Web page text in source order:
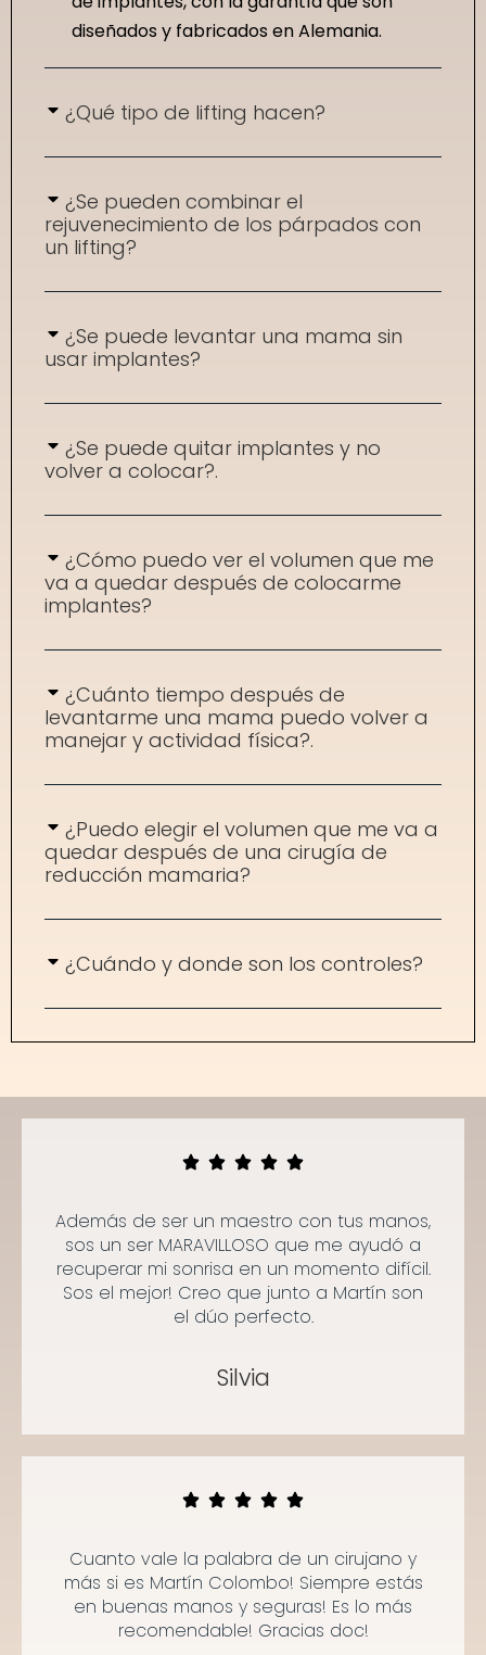
diseñados y fabricados en Alemania.
¿Qué tipo de lifting hacen?
¿Se pueden combinar el
rejuvenecimiento de los párpados con
un lifting?
¿Se puede levantar una mama sin
usar implantes?
¿Se puede quitar implantes y no
volver a colocar?.
¿Cómo puedo ver el volumen que me
va a quedar después de colocarme
implantes?
¿Cuánto tiempo después de
levantarme una mama puedo volver a
manejar y actividad física?.
¿Puedo elegir el volumen que me va a
quedar después de una cirugía de
reducción mamaria?
¿Cuándo y donde son los controles?
Además de ser un maestro con tus manos,
sos un ser MARAVILLOSO que me ayudó a
recuperar mi sonrisa en un momento difícil.
Sos el mejor! Creo que junto a Martín son
el dúo perfecto.
Silvia
Cuanto vale la palabra de un cirujano y
más si es Martín Colombo! Siempre estás
en buenas manos y seguras! Es lo más
recomendable! Gracias doc!